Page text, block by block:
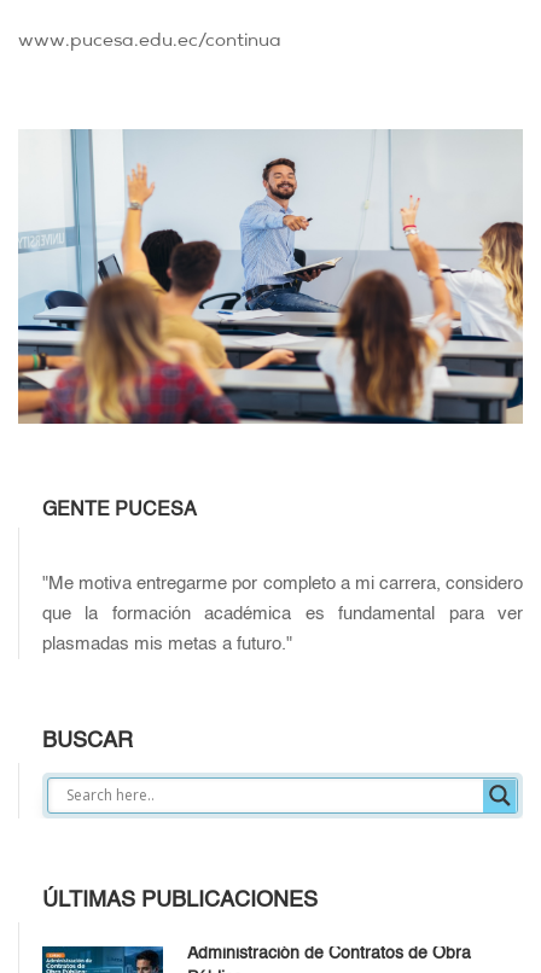
www.pucesa.edu.ec/continua
GENTE PUCESA
"Me motiva entregarme por completo a mi carrera, considero
que la formación académica es fundamental para ver
plasmadas mis metas a futuro."
BUSCAR
ÚLTIMAS PUBLICACIONES
Administración de Contratos de Obra